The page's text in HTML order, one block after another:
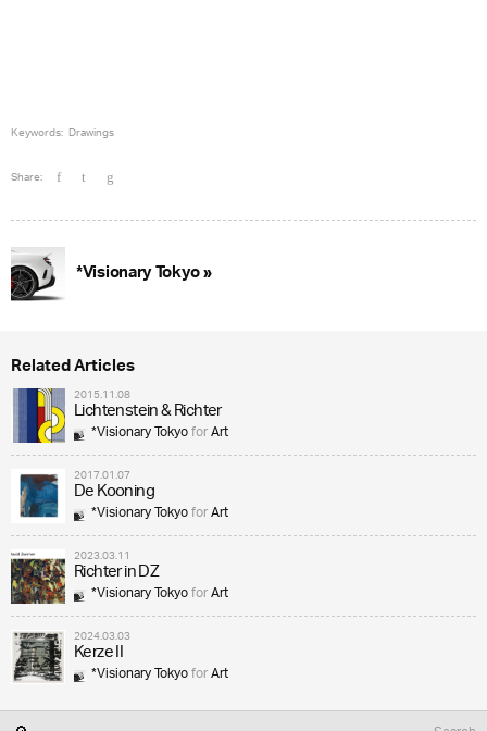
Keywords: Drawings
Share:
*Visionary Tokyo »
Related Articles
2015.11.08
Lichtenstein & Richter
*Visionary TokyoforArt
2017.01.07
De Kooning
*Visionary TokyoforArt
2023.03.11
Richter in DZ
*Visionary TokyoforArt
2024.03.03
Kerze II
*Visionary TokyoforArt